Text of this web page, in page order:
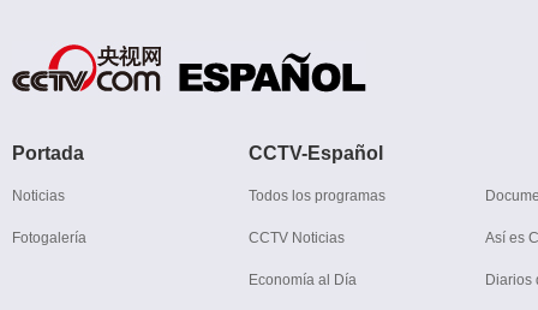
Portada
Noticias
Fotogalería
CCTV-Español
Todos los programas
CCTV Noticias
Economía al Día
Así es
Diarios